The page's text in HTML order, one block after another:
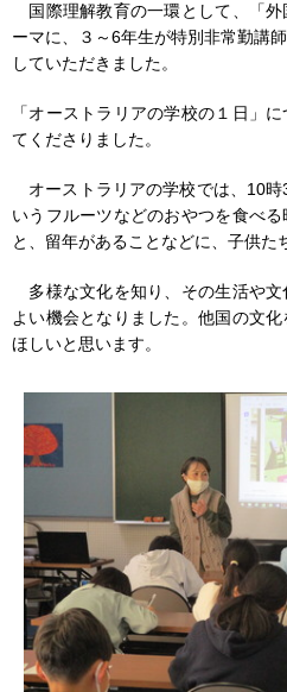
国際理解教育の一環として、「外
ーマに、３～6年生が特別非常勤講
していただきました。
「オーストラリアの学校の１日」
てくださりました。
オーストラリアの学校では、10時
いうフルーツなどのおやつを食べ
と、留年があることなどに、子供た
多様な文化を知り、その生活や文
よい機会となりました。他国の文
ほしいと思います。